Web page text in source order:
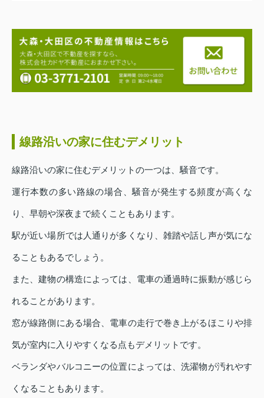
線路沿いの家に住むデメリット
線路沿いの家に住むデメリットの一つは、騒音です。
運行本数の多い路線の場合、騒音が発生する頻度が高くな
り、早朝や深夜まで続くこともあります。
駅が近い場所では人通りが多くなり、雑踏や話し声が気にな
ることもあるでしょう。
また、建物の構造によっては、電車の通過時に振動が感じら
れることがあります。
窓が線路側にある場合、電車の走行で巻き上がるほこりや排
気が室内に入りやすくなる点もデメリットです。
ベランダやバルコニーの位置によっては、洗濯物が汚れやす
くなることもあります。